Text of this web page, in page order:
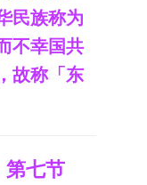
民族称为
不幸国共
故称「东
第七节